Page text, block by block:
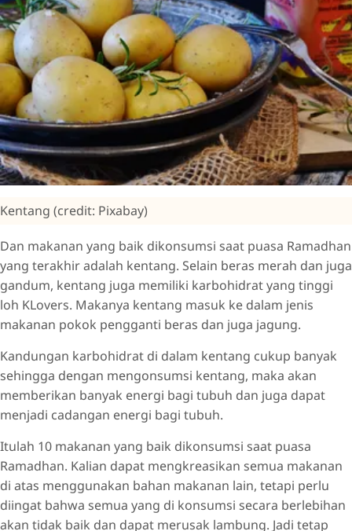
Kentang (credit: Pixabay)
Dan makanan yang baik dikonsumsi saat puasa Ramadhan
yang terakhir adalah kentang. Selain beras merah dan juga
gandum, kentang juga memiliki karbohidrat yang tinggi
loh KLovers. Makanya kentang masuk ke dalam jenis
makanan pokok pengganti beras dan juga jagung.
Kandungan karbohidrat di dalam kentang cukup banyak
sehingga dengan mengonsumsi kentang, maka akan
memberikan banyak energi bagi tubuh dan juga dapat
menjadi cadangan energi bagi tubuh.
Itulah 10 makanan yang baik dikonsumsi saat puasa
Ramadhan. Kalian dapat mengkreasikan semua makanan
di atas menggunakan bahan makanan lain, tetapi perlu
diingat bahwa semua yang di konsumsi secara berlebihan
akan tidak baik dan dapat merusak lambung. Jadi tetap